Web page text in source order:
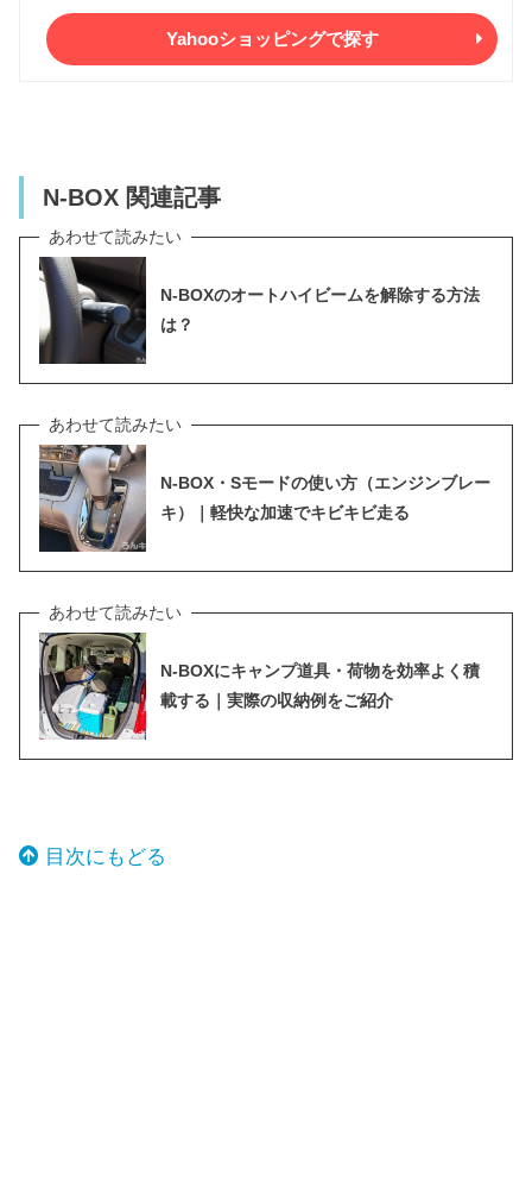
Yahooショッピングで探す
N-BOX 関連記事
N-BOXのオートハイビームを解除する方法
は？
N-BOX・Sモードの使い方（エンジンブレー
キ）｜軽快な加速でキビキビ走る
N-BOXにキャンプ道具・荷物を効率よく積
載する｜実際の収納例をご紹介
目次にもどる